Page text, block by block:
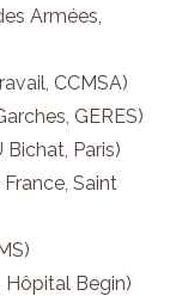
Armées,
CCMSA)
GERES)
Bichat, Paris)
Saint
Hôpital Begin)